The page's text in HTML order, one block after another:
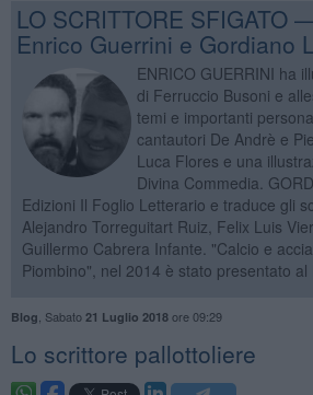
LO SCRITTORE SFIGATO
Enrico Guerrini e Gordiano
ENRICO GUERRINI ha
di Ferruccio Busoni e
temi e importanti
cantautori De Andrè e
Luca Flores e una
Divina Commedia.
Edizioni Il Foglio Letterario e traduce gli
Alejandro Torreguitart Ruiz, Felix Luis
Guillermo Cabrera Infante. "Calcio e
Piombino", nel 2014 è stato presentato al
Blog Sabato 21 Luglio 2018ore 09:29
Lo scrittore pallottoliere